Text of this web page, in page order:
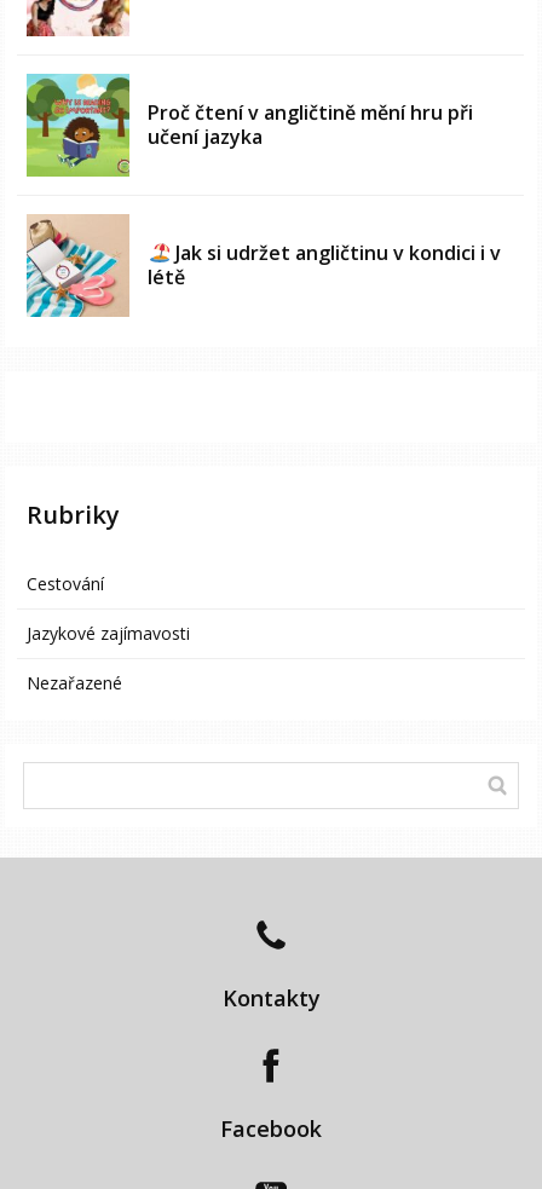
Proč čtení v angličtině mění hru při
učení jazyka
Jak si udržet angličtinu v kondici i v
létě
Rubriky
Cestování
Jazykové zajímavosti
Nezařazené
Kontakty
Facebook